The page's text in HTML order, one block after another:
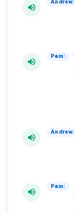
volume_up
Andrew:
volume_up
Pam:
volume_up
Andrew:
volume_up
Pam: